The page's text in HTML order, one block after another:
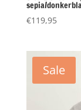
sepia/
€119,95
Sale